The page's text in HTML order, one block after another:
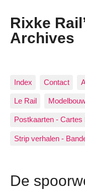
Rixke
Archives
Index Contact
Le Rail
Postkaarten - Cartes
Strip verhalen -
De